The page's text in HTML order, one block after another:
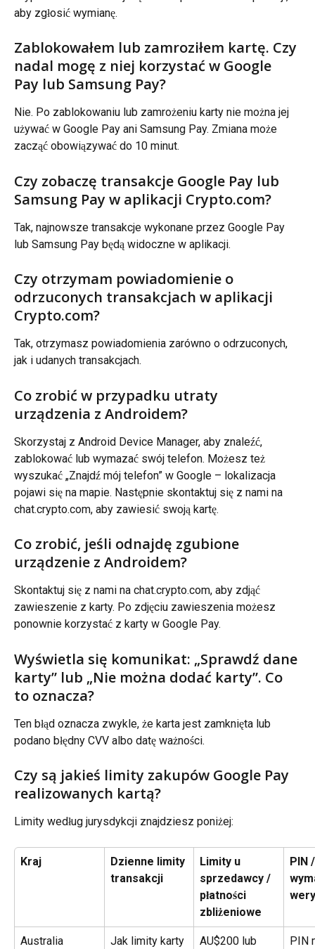
aby zgłosić wymianę.
Zablokowałem lub zamroziłem kartę. Czy
nadal mogę z niej korzystać w Google
Pay lub Samsung Pay?
Nie. Po zablokowaniu lub zamrożeniu karty nie można jej
używać w Google Pay ani Samsung Pay. Zmiana może
zacząć obowiązywać do 10 minut.
Czy zobaczę transakcje Google Pay lub
Samsung Pay w aplikacji Crypto.com?
Tak, najnowsze transakcje wykonane przez Google Pay
lub Samsung Pay będą widoczne w aplikacji.
Czy otrzymam powiadomienie o
odrzuconych transakcjach w aplikacji
Crypto.com?
Tak, otrzymasz powiadomienia zarówno o odrzuconych,
jak i udanych transakcjach.
Co zrobić w przypadku utraty
urządzenia z Androidem?
Skorzystaj z Android Device Manager, aby znaleźć,
zablokować lub wymazać swój telefon. Możesz też
wyszukać „Znajdź mój telefon” w Google – lokalizacja
pojawi się na mapie. Następnie skontaktuj się z nami na
chat.crypto.com, aby zawiesić swoją kartę.
Co zrobić, jeśli odnajdę zgubione
urządzenie z Androidem?
Skontaktuj się z nami na chat.crypto.com, aby zdjąć
zawieszenie z karty. Po zdjęciu zawieszenia możesz
ponownie korzystać z karty w Google Pay.
Wyświetla się komunikat: „Sprawdź dane
karty” lub „Nie można dodać karty”. Co
to oznacza?
Ten błąd oznacza zwykle, że karta jest zamknięta lub
podano błędny CVV albo datę ważności.
Czy są jakieś limity zakupów Google Pay
realizowanych kartą?
Limity według jurysdykcji znajdziesz poniżej:
Kraj
Dzienne limity
transakcji
Limity u
sprzedawcy /
płatności
zbliżeniowe
PIN
Australia Jak limity karty
AU$200 lub
PIN